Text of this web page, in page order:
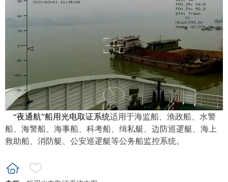
“夜通航”船用光电取证系统适用于海监船、渔政船、水警
船、海警船、海事船、科考船、缉私艇、边防巡逻艇、海上
救助船、消防艇、公安巡逻艇等公务船监控系统。